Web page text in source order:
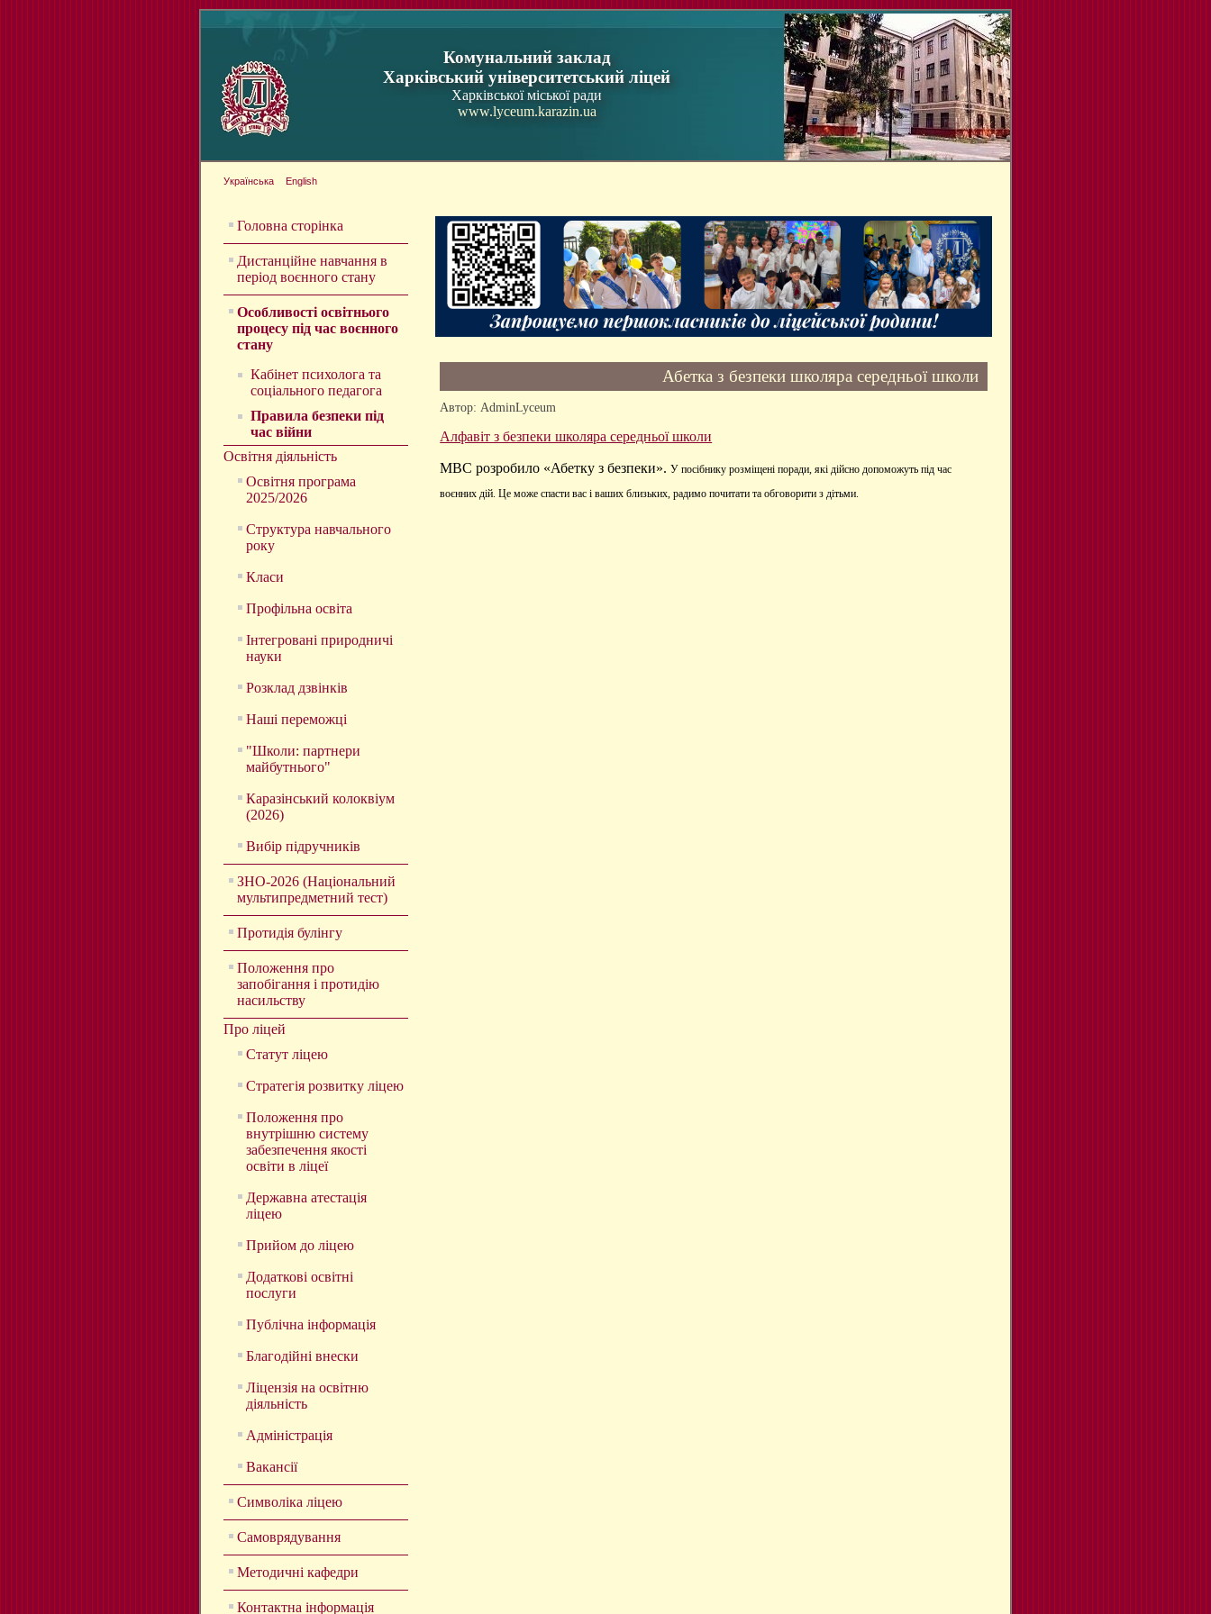
Комунальний заклад
Харківський університетський ліцей
Харківської міської ради
www.lyceum.karazin.ua
Українська English
Головна сторінка
Дистанційне навчання в
період воєнного стану
Особливості освітнього
процесу під час воєнного
стану
Кабінет психолога та
соціального педагога
Правила безпеки під
час війни
Освітня діяльність
Освітня програма
2025/2026
Структура навчального
року
Класи
Профільна освіта
Інтегровані природничі
науки
Розклад дзвінків
Наші переможці
"Школи: партнери
майбутнього"
Каразінський колоквіум
(2026)
Вибір підручників
ЗНО-2026 (Національний
мультипредметний тест)
Протидія булінгу
Положення про
запобігання і протидію
насильству
Про ліцей
Статут ліцею
Стратегія розвитку ліцею
Положення про
внутрішню систему
забезпечення якості
освіти в ліцеї
Державна атестація
ліцею
Прийом до ліцею
Додаткові освітні
послуги
Публічна інформація
Благодійні внески
Ліцензія на освітню
діяльність
Адміністрація
Вакансії
Символіка ліцею
Самоврядування
Методичні кафедри
Контактна інформація
Абетка з безпеки школяра середньої школи
Автор: AdminLyceum
Алфавіт з безпеки школяра середньої школи
МВС розробило «Абетку з безпеки».У посібнику розміщені поради, які дійсно допоможуть під час
воєнних дій.Це може спасти вас і ваших близьких, радимо почитати та обговорити з дітьми.